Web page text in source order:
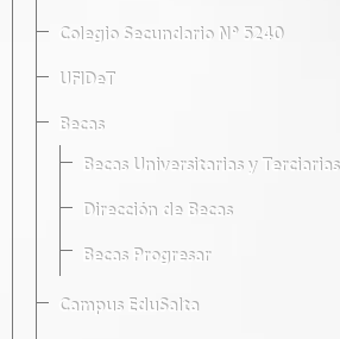
Colegio Secundario Nº 5240
UFIDeT
Becas
Becas Universitarias y Terciarias
Dirección de Becas
Becas Progresar
Campus EduSalta